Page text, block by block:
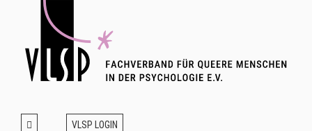
VLSP LOGIN